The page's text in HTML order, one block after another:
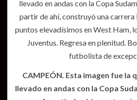
CAMPEÓN. Esta imagen fue la
llevado en andas con la Copa